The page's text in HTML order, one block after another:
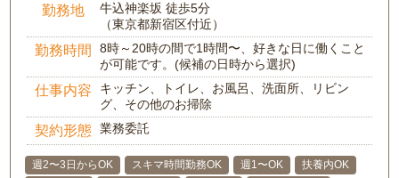
勤務地
牛込神楽坂 徒歩5分
（東京都新宿区付近）
勤務時間
8時～20時の間で1時間〜、好きな日に働くこと
が可能です。(候補の日時から選択)
仕事内容
キッチン、トイレ、お風呂、洗面所、リビン
グ、その他のお掃除
契約形態 業務委託
週2〜3日からOK スキマ時間勤務OK 週1〜OK
扶養内OK